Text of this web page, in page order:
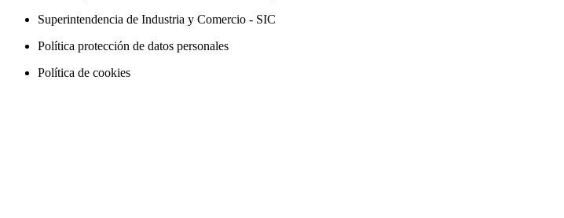
Superintendencia de Industria y Comercio - SIC
Política protección de datos personales
Política de cookies